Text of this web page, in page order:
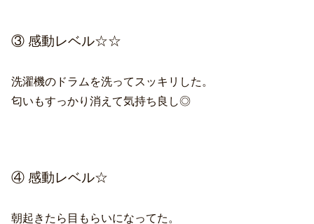
③ 感動レベル☆☆
洗濯機のドラムを洗ってスッキリした。
匂いもすっかり消えて気持ち良し◎
④ 感動レベル☆
朝起きたら目もらいになってた。